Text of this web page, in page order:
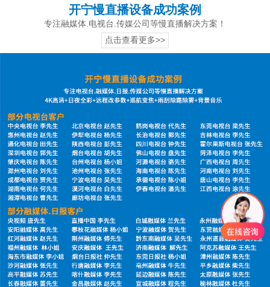
开宁慢直播设备成功案例
专注融媒体.电视台.传媒公司等慢直播解决方案！
点击查看更多>>